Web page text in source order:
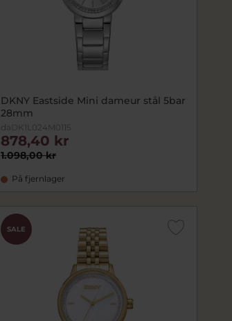
DKNY Eastside Mini dameur stål 5bar
28mm
daDK1L024M0115
1.098,00 kr
878,40 kr
På fjernlager
SALE